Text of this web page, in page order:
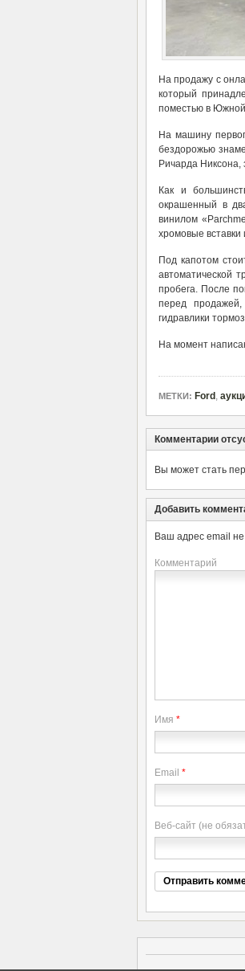
На продажу с
который
поместью в
На машину
бездорожью
Ричарда Никсона,
Как и
окрашенный в
винилом
хромовые
Под капотом
автоматической
пробега. После
перед
гидравлики
На момент
МЕТКИ: Ford ,
Комментарии
Вы может стать
Добавить
Ваш адрес email не
Комментарий
Имя *
Email *
Веб-сайт (не